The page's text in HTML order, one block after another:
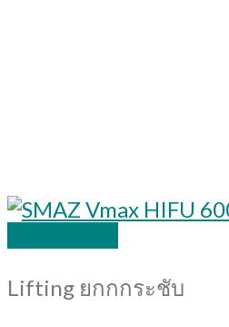
Lifting ยกกกระชับ